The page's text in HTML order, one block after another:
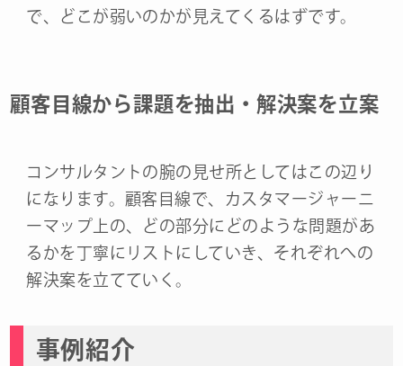
で、どこが弱いのかが見えてくるはずです。
顧客目線から課題を抽出・解決案を立案
コンサルタントの腕の見せ所としてはこの辺り
になります。顧客目線で、カスタマージャーニ
ーマップ上の、どの部分にどのような問題があ
るかを丁寧にリストにしていき、それぞれへの
解決案を立てていく。
事例紹介